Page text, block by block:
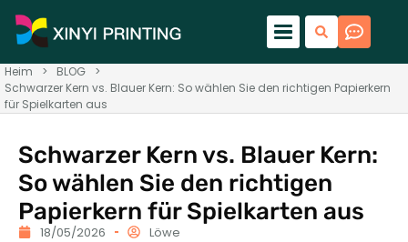
Heim > BLOG
>
Schwarzer Kern vs. Blauer Kern: So wählen Sie den richtigen Papierkern
für Spielkarten aus
Schwarzer Kern vs. Blauer Kern:
So wählen Sie den richtigen
Papierkern für Spielkarten aus
18/05/2026 Löwe